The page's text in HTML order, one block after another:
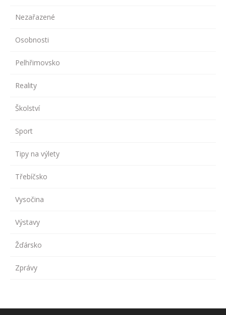
Nezařazené
Osobnosti
Pelhřimovsko
Reality
Školství
Sport
Tipy na výlety
Třebíčsko
Vysočina
Výstavy
Žďársko
Zprávy